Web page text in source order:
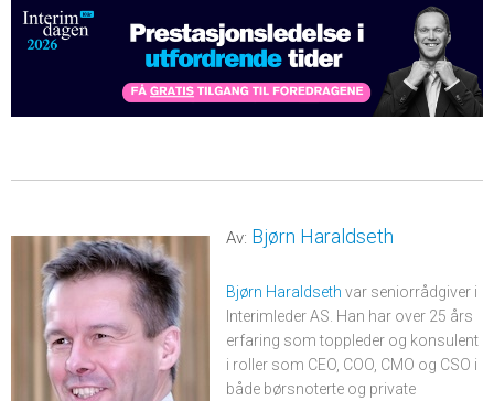
Av: Bjørn Haraldseth
Bjørn Haraldseth var seniorrådgiver i
Interimleder AS. Han har over 25 års
erfaring som toppleder og konsulent
i roller som CEO, COO, CMO og CSO i
både børsnoterte og private